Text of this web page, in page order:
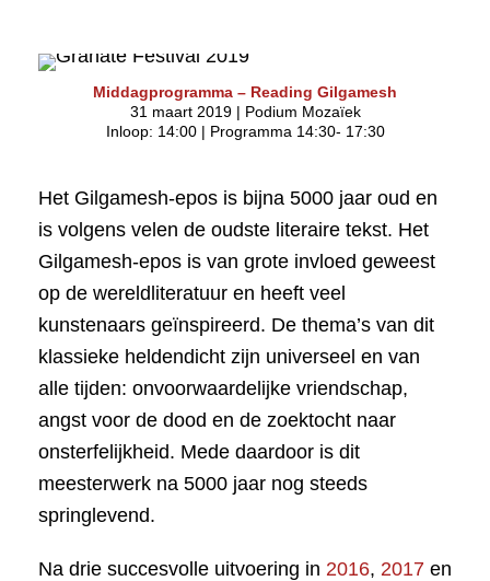
Middagprogramma – Reading Gilgamesh
31 maart 2019 | Podium Mozaïek
Inloop: 14:00 | Programma 14:30- 17:30
Het Gilgamesh-epos is bijna 5000 jaar oud en
is volgens velen de oudste literaire tekst. Het
Gilgamesh-epos is van grote invloed geweest
op de wereldliteratuur en heeft veel
kunstenaars geïnspireerd. De thema’s van dit
klassieke heldendicht zijn universeel en van
alle tijden: onvoorwaardelijke vriendschap,
angst voor de dood en de zoektocht naar
onsterfelijkheid. Mede daardoor is dit
meesterwerk na 5000 jaar nog steeds
springlevend.
Na drie succesvolle uitvoering in 2016, 2017 en